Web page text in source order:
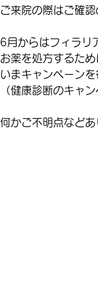
ご来院の際はご確
6月からはフィラリ
お薬を処方するた
いまキャンペーン
（健康診断のキャ
何かご不明点など